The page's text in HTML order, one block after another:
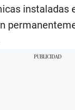
instaladas